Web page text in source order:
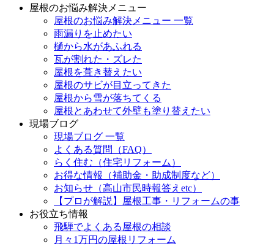
屋根のお悩み解決メニュー
屋根のお悩み解決メニュー 一覧
雨漏りを止めたい
樋から水があふれる
瓦が割れた・ズレた
屋根を葺き替えたい
屋根のサビが目立ってきた
屋根から雪が落ちてくる
屋根とあわせて外壁も塗り替えたい
現場ブログ
現場ブログ 一覧
よくある質問（FAQ）
らく住む（住宅リフォーム）
お得な情報（補助金・助成制度など）
お知らせ（高山市民時報答えetc）
【プロが解説】屋根工事・リフォームの事
お役立ち情報
飛騨でよくある屋根の相談
月々1万円の屋根リフォーム